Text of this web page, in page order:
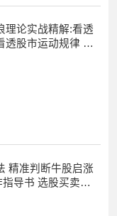
理论实战精解:看透
透股市运动规律 每
读懂经济投资理财
精准判断牛股启涨
导书 选股买卖风
法与技巧 如何选